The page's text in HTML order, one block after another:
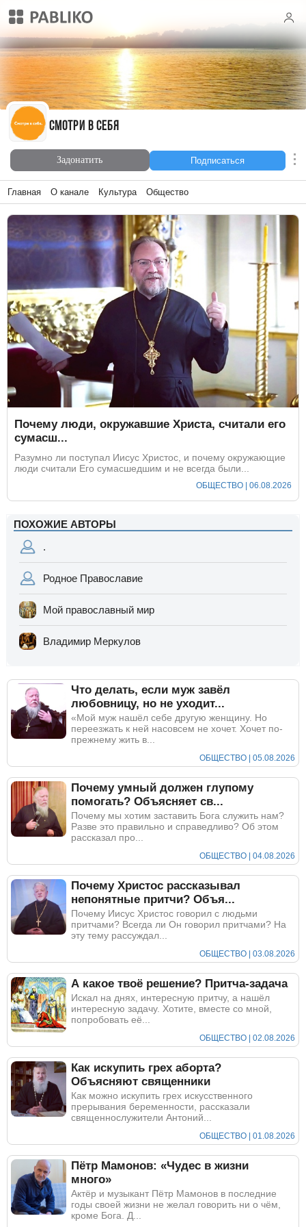
Смотри в себя
Смотри в себя
Задонатить Подписаться
Главная О канале Культура Общество
Почему люди, окружавшие Христа, считали его
сумасш...
Разумно ли поступал Иисус Христос, и почему окружающие
люди считали Его сумасшедшим и не всегда были...
ОБЩЕСТВО | 06.08.2026
ПОХОЖИЕ АВТОРЫ
.
Родное Православие
Мой православный мир
Владимир Меркулов
Что делать, если муж завёл
любовницу, но не уходит...
«Мой муж нашёл себе другую женщину. Но
переезжать к ней насовсем не хочет. Хочет по-
прежнему жить в...
ОБЩЕСТВО | 05.08.2026
Почему умный должен глупому
помогать? Объясняет св...
Почему мы хотим заставить Бога служить нам?
Разве это правильно и справедливо? Об этом
рассказал про...
ОБЩЕСТВО | 04.08.2026
Почему Христос рассказывал
непонятные притчи? Объя...
Почему Иисус Христос говорил с людьми
притчами? Всегда ли Он говорил притчами? На
эту тему рассуждал...
ОБЩЕСТВО | 03.08.2026
А какое твоё решение? Притча-задача
Искал на днях, интересную притчу, а нашёл
интересную задачу. Хотите, вместе со мной,
попробовать её...
ОБЩЕСТВО | 02.08.2026
Как искупить грех аборта?
Объясняют священники
Как можно искупить грех искусственного
прерывания беременности, рассказали
священнослужители Антоний...
ОБЩЕСТВО | 01.08.2026
Пётр Мамонов: «Чудес в жизни
много»
Актёр и музыкант Пётр Мамонов в последние
годы своей жизни не желал говорить ни о чём,
кроме Бога. Д...